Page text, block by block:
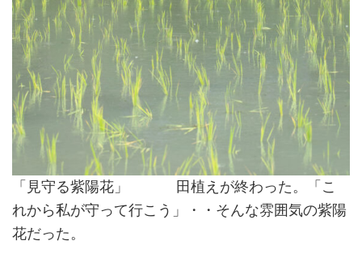
「見守る紫陽花」 田植えが終わった。「こ
れから私が守って行こう」・・そんな雰囲気の紫陽
花だった。